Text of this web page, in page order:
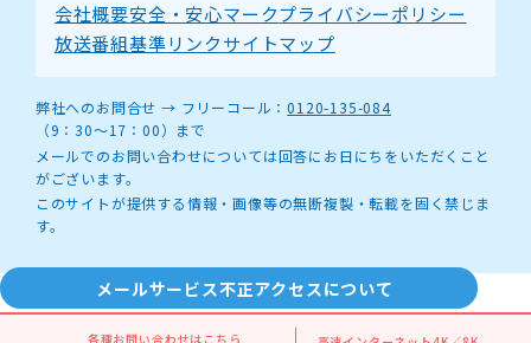
会社概要安全・安心マークプライバシーポリシー
放送番組基準リンクサイトマップ
弊社へのお問合せ → フリーコール：0120-135-084
（9：30～17：00）まで
メールでのお問い合わせについては回答にお日にちをいただくこと
がございます。
このサイトが提供する情報・画像等の無断複製・転載を固く禁じま
す。
© AKASHI CableTV Co. All rights reserved.
メールサービス不正アクセスについて
各種お問い合わせは こちら